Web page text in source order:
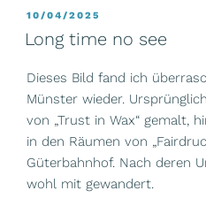
VERÖFFENTLICHT
AM
10/04/2025
Long time no see
Dieses Bild fand ich
Münster wieder.
von „Trust in Wax“ gemalt,
in den Räumen von
Güterbahnhof. Nach deren
wohl mit gewandert.